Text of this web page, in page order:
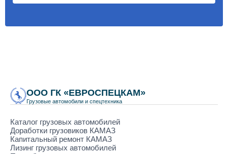
ООО ГК «ЕВРОСПЕЦКАМ»
Грузовые автомобили и спецтехника
Каталог грузовых автомобилей
Доработки грузовиков КАМАЗ
Капитальный ремонт КАМАЗ
Лизинг грузовых автомобилей